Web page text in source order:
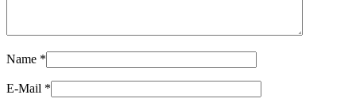
Name *
E-Mail *